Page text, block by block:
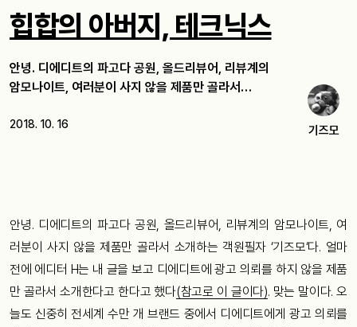
힙합의 아버지, 테크닉스
안녕. 디에디트의 파고다 공원, 올드리뷰어, 리뷰계의
암모나이트, 여러분이 사지 않을 제품만 골라서…
2018. 10. 16 기즈모
안녕. 디에디트의 파고다 공원, 올드리뷰어, 리뷰계의 암모나이트, 여
러분이 사지 않을 제품만 골라서 소개하는 객원필자 ‘기즈모‘다. 얼마
전에 에디터 H는 내 글을 보고 디에디트에 광고 의뢰를 하지 않을 제품
만 골라서 소개한다고 한다고 했다(참고로 이 글이다). 맞는 말이다.오
늘도 신중히 전세계 수만 개 브랜드 중에서 디에디트에게 광고 의뢰를